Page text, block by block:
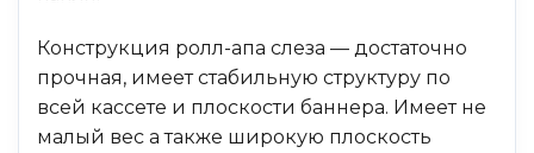
Конструкция ролл-апа слеза — достаточно
прочная, имеет стабильную структуру по
всей кассете и плоскости баннера. Имеет не
малый вес а также широкую плоскость